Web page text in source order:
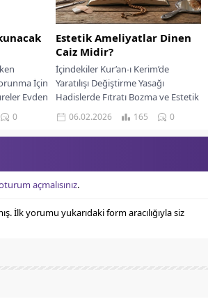
İçin
Evden
Dua
0
Estetik Ameliyatlar Dinen
Caiz Midir?
İçindekiler Kur’an-ı Kerim’de
Yaratılışı Değiştirme Yasağı
Hadislerde Fıtratı Bozma ve Estetik
Ameliyatlar Estetik Ameliyatların
Amaçlarına Göre Değerlendirilmesi
Tedavi ve Onarım...
06.02.2026 165 0
açmalısınız.
İlk yorumu yukarıdaki form aracılığıyla siz